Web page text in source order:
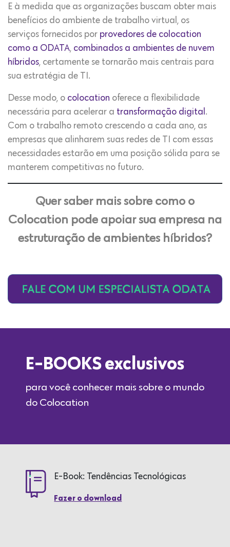
E à medida que as organizações buscam obter mais
benefícios do ambiente de trabalho virtual, os
serviços fornecidos por provedores de colocation
como a ODATA, combinados a ambientes de nuvem
híbridos, certamente se tornarão mais centrais para
sua estratégia de TI.
Desse modo, o colocation oferece a flexibilidade
necessária para acelerar a transformação digital .
Com o trabalho remoto crescendo a cada ano, as
empresas que alinharem suas redes de TI com essas
necessidades estarão em uma posição sólida para se
manterem competitivas no futuro.
Quer saber mais sobre como o
Colocation pode apoiar sua empresa na
estruturação de ambientes híbridos?
E-BOOKS exclusivos
para você conhecer mais sobre o mundo
do Colocation
E-Book: Tendências Tecnológicas
Fazer o download